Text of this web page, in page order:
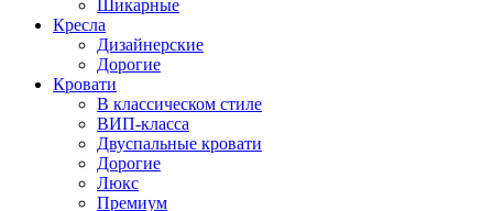
Шикарные
Кресла
Дизайнерские
Дорогие
Кровати
В классическом стиле
ВИП-класса
Двуспальные кровати
Дорогие
Люкс
Премиум